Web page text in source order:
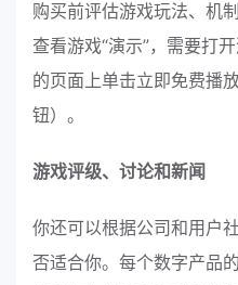
购买前评估游戏玩法、机
查看游戏“演示”，需要打
的页面上单击立即免费播
钮）。
游戏评级、讨论和新闻
你还可以根据公司和用户
否适合你。每个数字产品